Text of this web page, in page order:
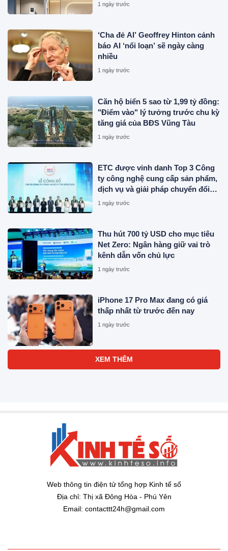
1 ngày trước
‘Cha đẻ AI’ Geoffrey Hinton cảnh
báo AI ‘nổi loạn’ sẽ ngày càng
nhiều
1 ngày trước
Căn hộ biển 5 sao từ 1,99 tỷ đồng:
"Điểm vào" lý tưởng trước chu kỳ
tăng giá của BĐS Vũng Tàu
1 ngày trước
ETC được vinh danh Top 3 Công
ty công nghệ cung cấp sản phẩm,
dịch vụ và giải pháp chuyển đổi
số uy tín năm 2026
1 ngày trước
Thu hút 700 tỷ USD cho mục tiêu
Net Zero: Ngân hàng giữ vai trò
kênh dẫn vốn chủ lực
1 ngày trước
iPhone 17 Pro Max đang có giá
thấp nhất từ trước đến nay
1 ngày trước
XEM THÊM
Web thông tin điện tử tổng hợp Kinh tế số
Địa chỉ: Thị xã Đông Hòa - Phú Yên
Email: contacttt24h@gmail.com